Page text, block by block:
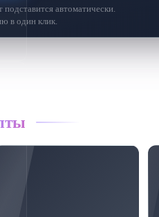
автоматически.
в один клик.